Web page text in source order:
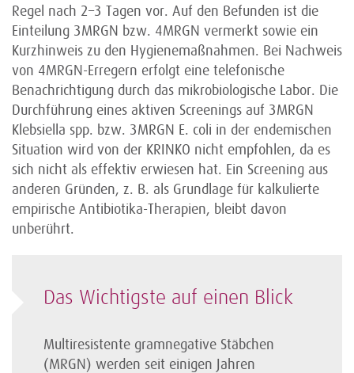
Regel nach 2–3 Tagen vor. Auf den Befunden ist die
Einteilung 3MRGN bzw. 4MRGN vermerkt sowie ein
Kurzhinweis zu den Hygienemaßnahmen. Bei Nachweis
von 4MRGN-Erregern erfolgt eine telefonische
Benachrichtigung durch das mikro­biologische Labor. Die
Durchführung eines aktiven Screenings auf 3MRGN
Klebsiella spp. bzw. 3MRGN E. coli in der endemischen
Situation wird von der KRINKO nicht empfohlen, da es
sich nicht als effektiv erwiesen hat. Ein Screening aus
anderen Gründen, z. B. als Grundlage für kalkulierte
empirische Antibiotika-Therapien, bleibt davon
unberührt.
Das Wichtigste auf einen Blick
Multiresistente gramnegative Stäbchen
(MRGN) werden seit einigen Jahren